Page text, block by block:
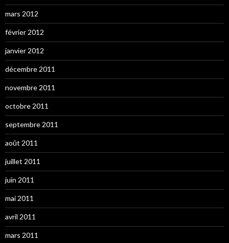
mars 2012
février 2012
janvier 2012
décembre 2011
novembre 2011
octobre 2011
septembre 2011
août 2011
juillet 2011
juin 2011
mai 2011
avril 2011
mars 2011